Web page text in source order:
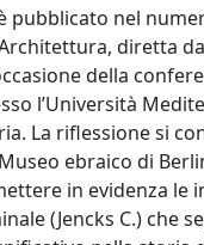
pubblicato nel
diretta
della
l’Università
La riflessione si
ebraico di
in evidenza le
(Jencks C.) che